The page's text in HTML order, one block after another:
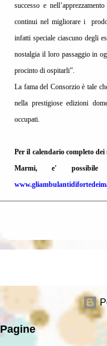
successo e
continui nel migliorare i
infatti speciale ciascuno degli
nostalgia il loro passaggio in
procinto di ospitarli”.
La fama del Consorzio è tale
nella prestigiose edizioni
occupati.
Per il calendario completo
Marmi, e'
Pagine